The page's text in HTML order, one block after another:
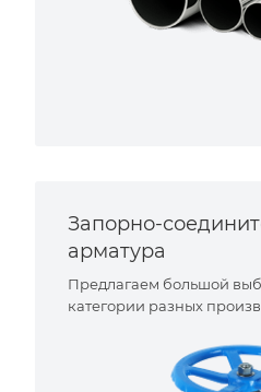
Запорно-
арматура
Предлагаем большой
категории разных